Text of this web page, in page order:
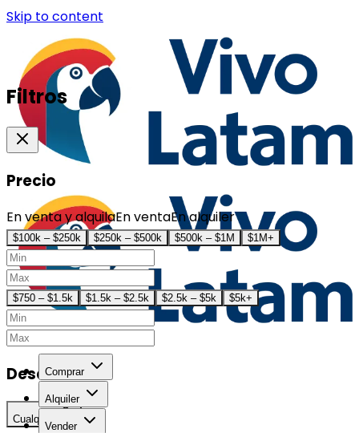
Skip to content
Comprar
Alquiler
Vender
Filtros
Precio
En venta y alquilaEn ventaEn alquiler
$100k – $250k $250k – $500k $500k – $1M $1M+
$750 – $1.5k $1.5k – $2.5k $2.5k – $5k $5k+
Desarrollo
Cualquier